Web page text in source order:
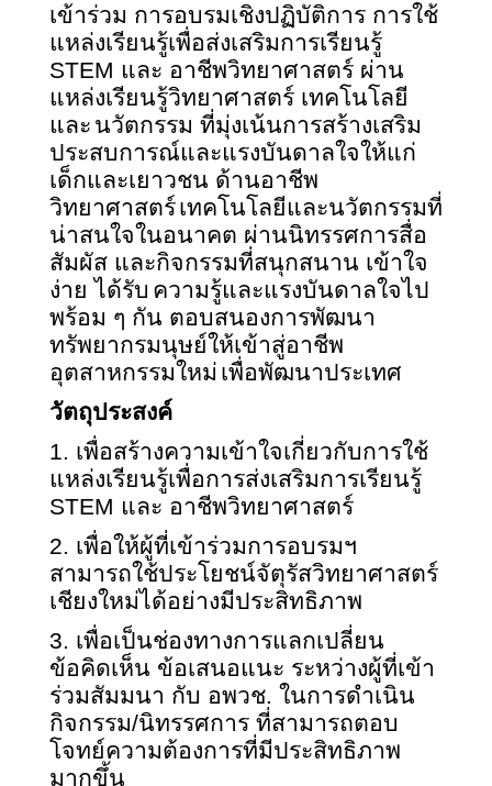
เข้าร่วม การอบรมเชิงปฏิบัติการ การใช้
แหล่งเรียนรู้เพื่อส่งเสริมการเรียนรู้
STEM และ อาชีพวิทยาศาสตร์ ผ่าน
แหล่งเรียนรู้วิทยาศาสตร์ เทคโนโลยี
และ นวัตกรรม ที่มุ่งเน้นการสร้างเสริม
ประสบการณ์และแรงบันดาลใจให้แก่
เด็กและเยาวชน ด้านอาชีพ
วิทยาศาสตร์เทคโนโลยีและนวัตกรรมที่
น่าสนใจในอนาคต ผ่านนิทรรศการสื่อ
สัมผัส และกิจกรรมที่สนุกสนาน เข้าใจ
ง่าย ได้รับ ความรู้และแรงบันดาลใจไป
พร้อม ๆ กัน ตอบสนองการพัฒนา
ทรัพยากรมนุษย์ให้เข้าสู่อาชีพ
อุตสาหกรรมใหม่ เพื่อพัฒนาประเทศ
วัตถุประสงค์
1. เพื่อสร้างความเข้าใจเกี่ยวกับการใช้
แหล่งเรียนรู้เพื่อการส่งเสริมการเรียนรู้
STEM และ อาชีพวิทยาศาสตร์
2. เพื่อให้ผู้ที่เข้าร่วมการอบรมฯ
สามารถใช้ประโยชน์จัตุรัสวิทยาศาสตร์
เชียงใหม่ได้อย่างมีประสิทธิภาพ
3. เพื่อเป็นช่องทางการแลกเปลี่ยน
ข้อคิดเห็น ข้อเสนอแนะ ระหว่างผู้ที่เข้า
ร่วมสัมมนา กับ อพวช. ในการดำเนิน
กิจกรรม/นิทรรศการ ที่สามารถตอบ
โจทย์ความต้องการที่มีประสิทธิภาพ
มากขึ้น